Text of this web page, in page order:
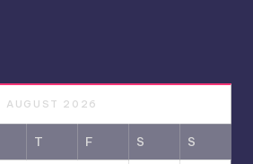
AUGUST 2026
T F S S